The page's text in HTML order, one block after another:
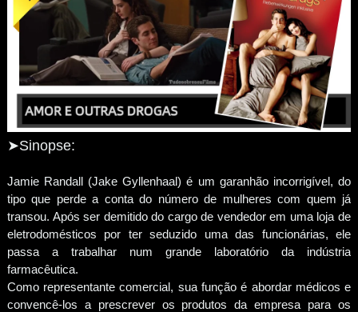
➤Sinopse:
Jamie Randall (Jake Gyllenhaal) é um garanhão incorrigível, do
tipo que perde a conta do número de mulheres com quem já
transou. Após ser demitido do cargo de vendedor em uma loja de
eletrodomésticos por ter seduzido uma das funcionárias, ele
passa a trabalhar num grande laboratório da indústria
farmacêutica.
Como representante comercial, sua função é abordar médicos e
convencê-los a prescrever os produtos da empresa para os